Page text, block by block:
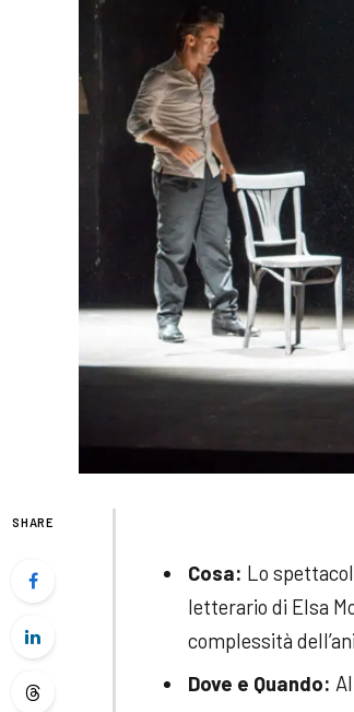
SHARE
Cosa: Lo
letterario di Elsa
complessità
Dove e Quando: